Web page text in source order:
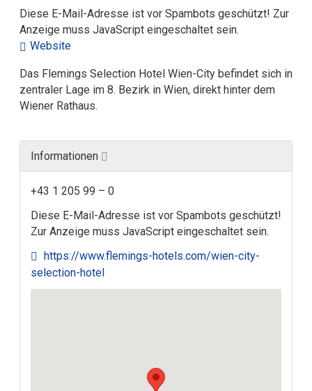
Diese E-Mail-Adresse ist vor Spambots geschützt! Zur
Anzeige muss JavaScript eingeschaltet sein.
Website
Das Flemings Selection Hotel Wien-City befindet sich in
zentraler Lage im 8. Bezirk in Wien, direkt hinter dem
Wiener Rathaus.
Informationen
+43 1 205 99 – 0
Diese E-Mail-Adresse ist vor Spambots geschützt!
Zur Anzeige muss JavaScript eingeschaltet sein.
https://www.flemings-hotels.com/wien-city-
selection-hotel